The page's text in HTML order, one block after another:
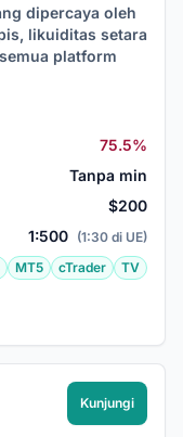
dipercaya oleh
likuiditas setara
platform
75.5%
Tanpa min
$200
1:500 (1:30 di UE)
MT5 cTrader TV
Kunjungi